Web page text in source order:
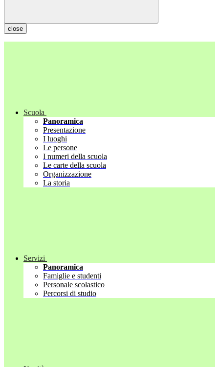
close
Scuola
Panoramica
Presentazione
I luoghi
Le persone
I numeri della scuola
Le carte della scuola
Organizzazione
La storia
Servizi
Panoramica
Famiglie e studenti
Personale scolastico
Percorsi di studio